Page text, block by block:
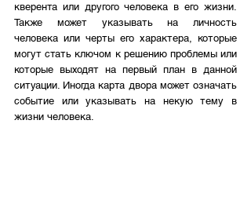
кверента или другого человека в его жизни.
Также может указывать на личность
человека или черты его характера, которые
могут стать ключом к решению проблемы или
которые выходят на первый план в данной
ситуации. Иногда карта двора может означать
событие или указывать на некую тему в
жизни человека.